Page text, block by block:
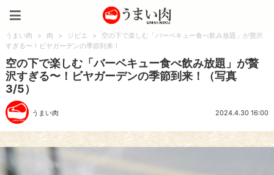
うまい肉 > 肉 > ジビエ >
空の下で楽しむ「バーベキュー食べ飲み放題」が贅沢
すぎる〜！ビヤガーデンの季節到来！
空の下で楽しむ「バーベキュー食べ飲み放題」が贅
沢すぎる〜！ビヤガーデンの季節到来！（写真
3/5）
うまい肉 2024.4.30 16:00